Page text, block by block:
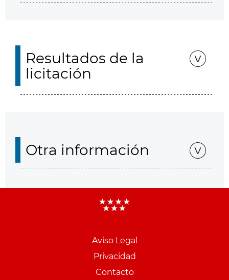
Resultados de la
licitación
Otra información
Aviso Legal
Privacidad
Contacto